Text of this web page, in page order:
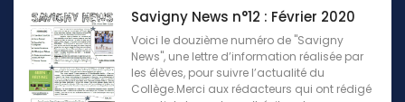
Savigny News n°12 : Février 2020
Voici le douzième numéro de "Savigny
News", une lettre d’information réalisée par
les élèves, pour suivre l’actualité du
Collège.Merci aux rédacteurs qui ont rédigé